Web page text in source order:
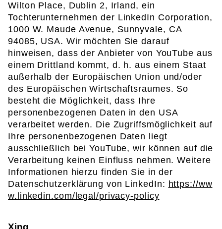
Wilton Place, Dublin 2, Irland, ein
Tochterunternehmen der LinkedIn Corporation,
1000 W. Maude Avenue, Sunnyvale, CA
94085, USA. Wir möchten Sie darauf
hinweisen, dass der Anbieter von YouTube aus
einem Drittland kommt, d. h. aus einem Staat
außerhalb der Europäischen Union und/oder
des Europäischen Wirtschaftsraumes. So
besteht die Möglichkeit, dass Ihre
personenbezogenen Daten in den USA
verarbeitet werden. Die Zugriffsmöglichkeit auf
Ihre personenbezogenen Daten liegt
ausschließlich bei YouTube, wir können auf die
Verarbeitung keinen Einfluss nehmen. Weitere
Informationen hierzu finden Sie in der
Datenschutzerklärung von LinkedIn: https://ww
w.linkedin.com/legal/privacy-policy
Xing